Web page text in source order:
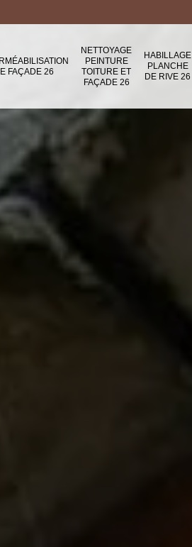
FAÇADE 26
NETTOYAGE
PEINTURE
TOITURE ET
FAÇADE 26
HABILLAGE
PLANCHE
DE RIVE 26